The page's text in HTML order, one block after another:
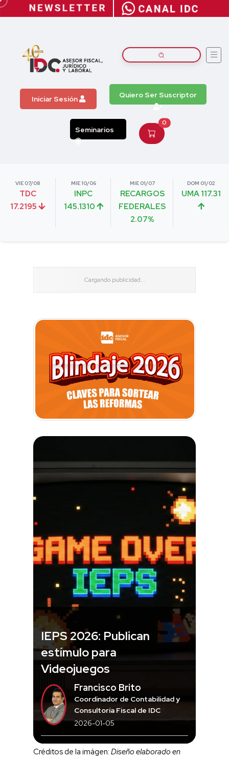
Iniciar Sesión Quiero Ser Suscriptor
Seminarios
0
VIE 07/08
TDC
17.2195
MIE 10/06
INPC
145.1310
MIE 01/07
RECARGOS
FEDERALES
2.07%
DOM 01/02
UMA 117.31
IEPS 2026: Publican
estímulo para
Videojuegos
Francisco Brito
Coordinador de Contabilidad y
Consultoría Fiscal de IDC
2026-01-05
Créditos de la imágen: Diseño elaborado en